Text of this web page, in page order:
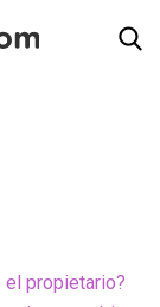
el propietario?